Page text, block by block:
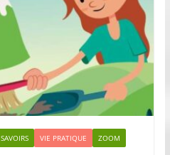
SAVOIRS VIE PRATIQUE ZOOM